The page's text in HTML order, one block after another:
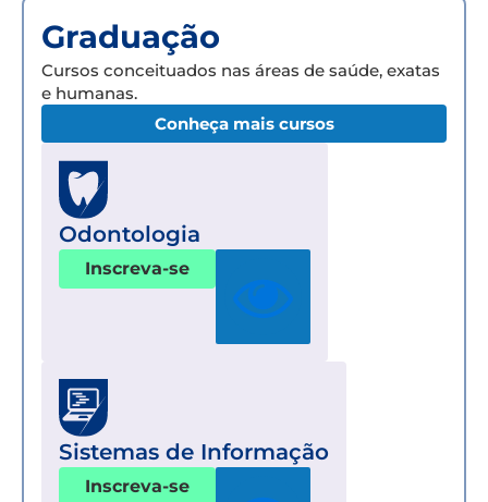
Graduação
Cursos conceituados nas áreas de saúde, exatas
e humanas.
Conheça mais cursos
Odontologia
Inscreva-se
Sistemas de Informação
Inscreva-se